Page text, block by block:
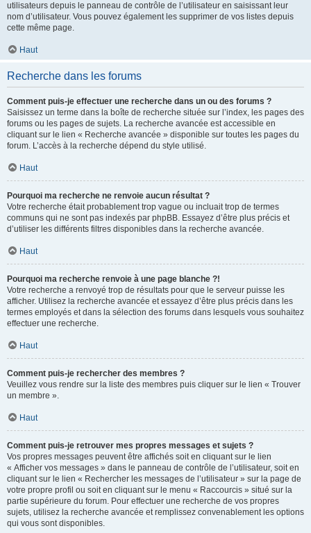
utilisateurs depuis le panneau de contrôle de l’utilisateur en saisissant leur
nom d’utilisateur. Vous pouvez également les supprimer de vos listes depuis
cette même page.
Haut
Recherche dans les forums
Comment puis-je effectuer une recherche dans un ou des forums ?
Saisissez un terme dans la boîte de recherche située sur l’index, les pages des
forums ou les pages de sujets. La recherche avancée est accessible en
cliquant sur le lien « Recherche avancée » disponible sur toutes les pages du
forum. L’accès à la recherche dépend du style utilisé.
Haut
Pourquoi ma recherche ne renvoie aucun résultat ?
Votre recherche était probablement trop vague ou incluait trop de termes
communs qui ne sont pas indexés par phpBB. Essayez d’être plus précis et
d’utiliser les différents filtres disponibles dans la recherche avancée.
Haut
Pourquoi ma recherche renvoie à une page blanche ?!
Votre recherche a renvoyé trop de résultats pour que le serveur puisse les
afficher. Utilisez la recherche avancée et essayez d’être plus précis dans les
termes employés et dans la sélection des forums dans lesquels vous souhaitez
effectuer une recherche.
Haut
Comment puis-je rechercher des membres ?
Veuillez vous rendre sur la liste des membres puis cliquer sur le lien « Trouver
un membre ».
Haut
Comment puis-je retrouver mes propres messages et sujets ?
Vos propres messages peuvent être affichés soit en cliquant sur le lien
« Afficher vos messages » dans le panneau de contrôle de l’utilisateur, soit en
cliquant sur le lien « Rechercher les messages de l’utilisateur » sur la page de
votre propre profil ou soit en cliquant sur le menu « Raccourcis » situé sur la
partie supérieure du forum. Pour effectuer une recherche de vos propres
sujets, utilisez la recherche avancée et remplissez convenablement les options
qui vous sont disponibles.